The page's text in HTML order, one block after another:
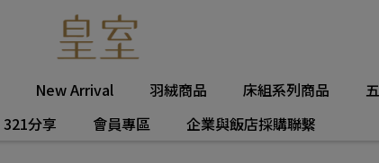
New Arrival 羽絨商品 床組系列商品
321分享 會員專區 企業與飯店採購聯繫